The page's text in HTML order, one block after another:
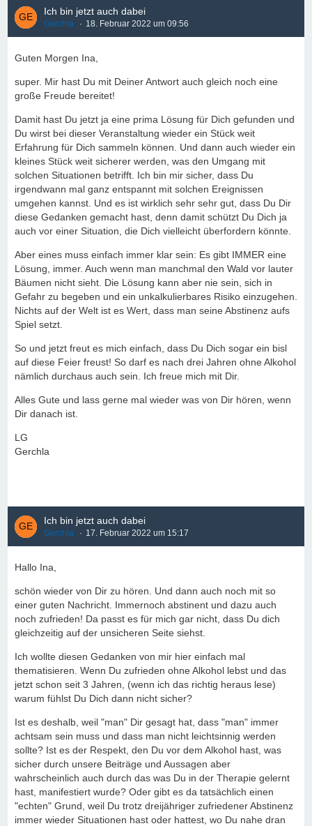
Ich bin jetzt auch dabei
Gerchla 18. Februar 2022 um 09:56
Guten Morgen Ina,
super. Mir hast Du mit Deiner Antwort auch gleich noch eine
große Freude bereitet!
Damit hast Du jetzt ja eine prima Lösung für Dich gefunden und
Du wirst bei dieser Veranstaltung wieder ein Stück weit
Erfahrung für Dich sammeln können. Und dann auch wieder ein
kleines Stück weit sicherer werden, was den Umgang mit
solchen Situationen betrifft. Ich bin mir sicher, dass Du
irgendwann mal ganz entspannt mit solchen Ereignissen
umgehen kannst. Und es ist wirklich sehr sehr gut, dass Du Dir
diese Gedanken gemacht hast, denn damit schützt Du Dich ja
auch vor einer Situation, die Dich vielleicht überfordern könnte.
Aber eines muss einfach immer klar sein: Es gibt IMMER eine
Lösung, immer. Auch wenn man manchmal den Wald vor lauter
Bäumen nicht sieht. Die Lösung kann aber nie sein, sich in
Gefahr zu begeben und ein unkalkulierbares Risiko einzugehen.
Nichts auf der Welt ist es Wert, dass man seine Abstinenz aufs
Spiel setzt.
So und jetzt freut es mich einfach, dass Du Dich sogar ein bisl
auf diese Feier freust! So darf es nach drei Jahren ohne Alkohol
nämlich durchaus auch sein. Ich freue mich mit Dir.
Alles Gute und lass gerne mal wieder was von Dir hören, wenn
Dir danach ist.
LG
Gerchla
Ich bin jetzt auch dabei
Gerchla 17. Februar 2022 um 15:17
Hallo Ina,
schön wieder von Dir zu hören. Und dann auch noch mit so
einer guten Nachricht. Immernoch abstinent und dazu auch
noch zufrieden! Da passt es für mich gar nicht, dass Du dich
gleichzeitig auf der unsicheren Seite siehst.
Ich wollte diesen Gedanken von mir hier einfach mal
thematisieren. Wenn Du zufrieden ohne Alkohol lebst und das
jetzt schon seit 3 Jahren, (wenn ich das richtig heraus lese)
warum fühlst Du Dich dann nicht sicher?
Ist es deshalb, weil "man" Dir gesagt hat, dass "man" immer
achtsam sein muss und dass man nicht leichtsinnig werden
sollte? Ist es der Respekt, den Du vor dem Alkohol hast, was
sicher durch unsere Beiträge und Aussagen aber
wahrscheinlich auch durch das was Du in der Therapie gelernt
hast, manifestiert wurde? Oder gibt es da tatsächlich einen
"echten" Grund, weil Du trotz dreijähriger zufriedener Abstinenz
immer wieder Situationen hast oder hattest, wo Du nahe dran